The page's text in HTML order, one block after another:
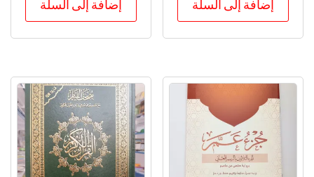
إضافة إلى السلة إضافة إلى السلة